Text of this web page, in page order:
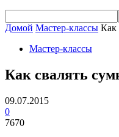
Домой Мастер-классы Как
Мастер-классы
Как свалять
09.07.2015
0
7670